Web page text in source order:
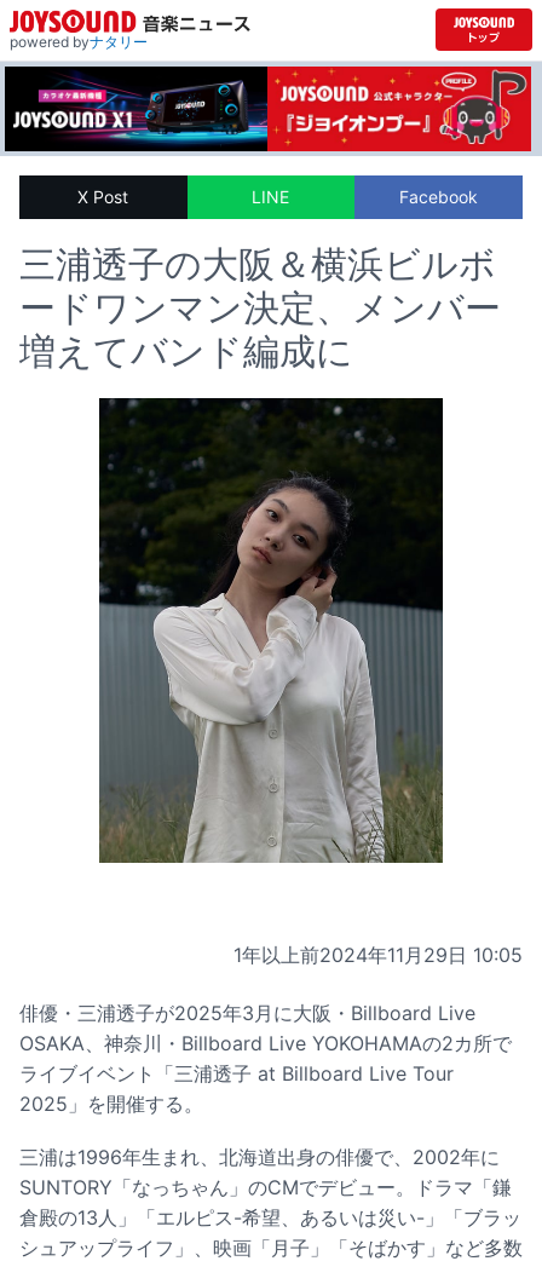
powered byナタリー
X Post LINE Facebook
三浦透子の大阪＆横浜ビルボ
ードワンマン決定、メンバー
増えてバンド編成に
1年以上前2024年11月29日 10:05
俳優・三浦透子が2025年3月に大阪・Billboard Live
OSAKA、神奈川・Billboard Live YOKOHAMAの2カ所で
ライブイベント「三浦透子 at Billboard Live Tour
2025」を開催する。
三浦は1996年生まれ、北海道出身の俳優で、2002年に
SUNTORY「なっちゃん」のCMでデビュー。ドラマ「鎌
倉殿の13人」「エルピス-希望、あるいは災い-」「ブラッ
シュアップライフ」、映画「月子」「そばかす」など多数